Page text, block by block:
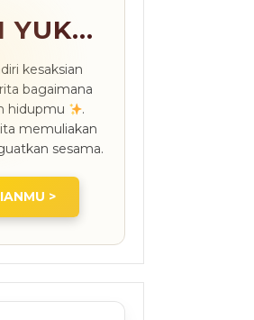
YUK...
kesaksian
bagaimana
hidupmu
.
memuliakan
sesama.
>